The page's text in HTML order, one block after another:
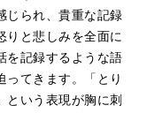
じられ、貴重な記録
りと悲しみを全面に
を記録するような語
ってきます。「とり
という表現が胸に刺